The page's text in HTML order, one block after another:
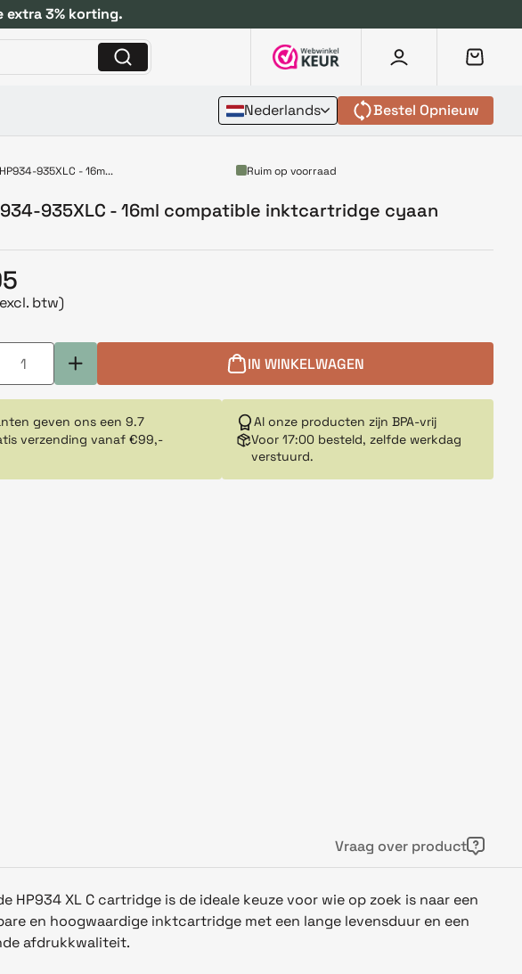
extra 3% korting.
Nederlands Bestel Opnieuw
935XLC - 16m... Ruim op voorraad
935XLC - 16ml compatible inktcartridge cyaan
btw)
IN WINKELWAGEN
geven ons een 9.7
verzending vanaf €99,-
Al onze producten zijn BPA-vrij
Voor 17:00 besteld, zelfde werkdag
verstuurd.
Vraag over product
HP934XL C cartridge is de ideale keuze voor wie op zoek is naar een
en hoogwaardige inktcartridge met een lange levensduur en een
afdrukkwaliteit.